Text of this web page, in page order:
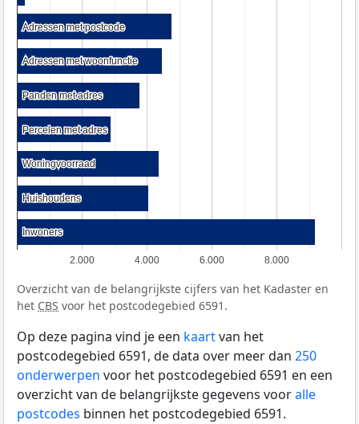
2.000 4.000 6.000 8.000
Adressen met postcode
Adressen met postcode
Adressen met woonfunctie
Adressen met woonfunctie
Panden met adres
Panden met adres
Percelen met adres
Percelen met adres
Woningvoorraad
Woningvoorraad
Huishoudens
Huishoudens
Inwoners
Inwoners
Overzicht van de belangrijkste cijfers van het Kadaster en
het CBS voor het postcodegebied 6591.
Op deze pagina vind je een kaartvan het
postcodegebied 6591, de data over meer dan 250
onderwerpen voor het postcodegebied 6591 en een
overzicht van de belangrijkste gegevens vooralle
postcodes binnen het postcodegebied 6591.